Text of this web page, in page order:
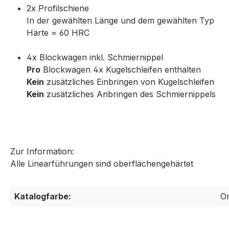
2x Profilschiene
In der gewählten Länge und dem gewählten Typ
Härte = 60 HRC
4x Blockwagen inkl. Schmiernippel
Pro Blockwagen 4x Kugelschleifen enthalten
Kein zusätzliches Einbringen von Kugelschleifen
Kein zusätzliches Anbringen des Schmiernippels
Zur Information:
Alle Linearführungen sind oberflächengehärtet
Katalogfarbe: